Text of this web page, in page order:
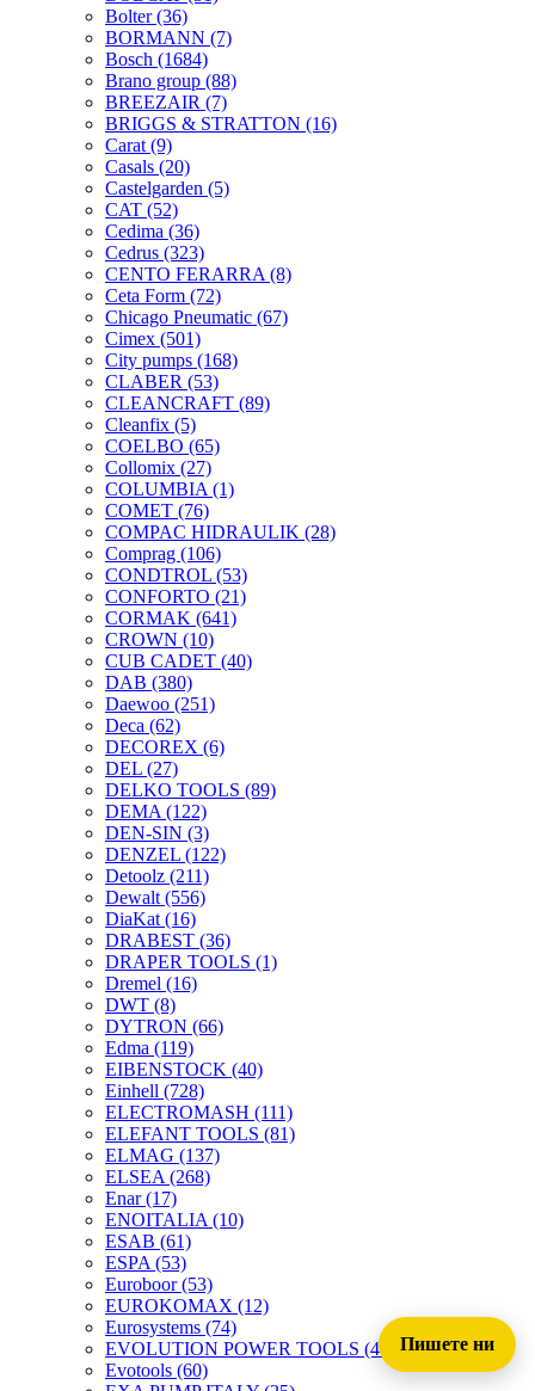
Bolter(36)
BORMANN (7)
Bosch (1684)
Brano group (88)
BREEZAIR (7)
BRIGGS & STRATTON (16)
Carat (9)
Casals (20)
Castelgarden (5)
CAT (52)
Cedima (36)
Cedrus (323)
CENTO FERARRA (8)
Ceta Form (72)
Chicago Pneumatic (67)
Cimex (501)
City pumps (168)
CLABER (53)
CLEANCRAFT (89)
Cleanfix (5)
COELBO (65)
Collomix (27)
COLUMBIA (1)
COMET (76)
COMPAC HIDRAULIK (28)
Comprag (106)
CONDTROL (53)
CONFORTO (21)
CORMAK (641)
CROWN (10)
CUB CADET (40)
DAB (380)
Daewoo (251)
Deca (62)
DECOREX (6)
DEL (27)
DELKO TOOLS (89)
DEMA (122)
DEN-SIN (3)
DENZEL (122)
Detoolz (211)
Dewalt (556)
DiaKat (16)
DRABEST (36)
DRAPER TOOLS (1)
Dremel (16)
DWT (8)
DYTRON (66)
Edma (119)
EIBENSTOCK (40)
Einhell (728)
ELECTROMASH (111)
ELEFANT TOOLS (81)
ELMAG (137)
ELSEA (268)
Enar(17)
ENOITALIA (10)
ESAB (61)
ESPA (53)
Euroboor(53)
EUROKOMAX (12)
Eurosystems (74)
EVOLUTION POWER TOOLS (45)
Evotools (60)
Пишете ни